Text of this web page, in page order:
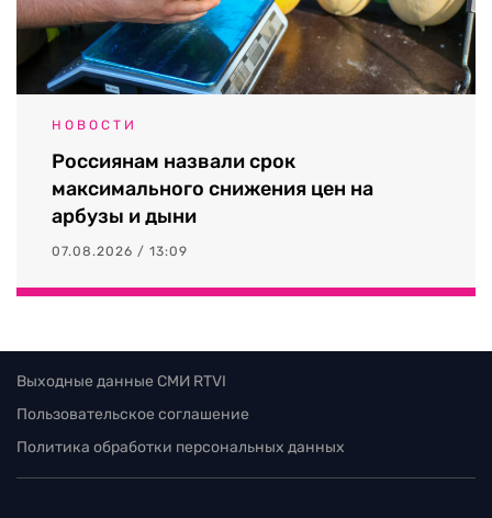
НОВОСТИ
Россиянам назвали срок
максимального снижения цен на
арбузы и дыни
07.08.2026 / 13:09
Выходные данные СМИ RTVI
Пользовательское соглашение
Политика обработки персональных данных